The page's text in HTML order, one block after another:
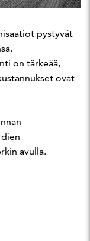
pystyvät
on tärkeää,
ovat
avulla.